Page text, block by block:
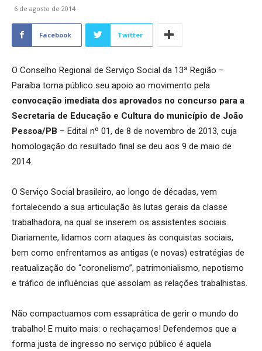
6 de agosto de 2014
Facebook Twitter
O Conselho Regional de Serviço Social da 13ª Região –
Paraíba torna público seu apoio ao movimento pela
convocação imediata dos aprovados no concurso para a
Secretaria de Educação e Cultura do município de João
Pessoa/PB – Edital nº 01, de 8 de novembro de 2013, cuja
homologação do resultado final se deu aos 9 de maio de
2014.
O Serviço Social brasileiro, ao longo de décadas, vem
fortalecendo a sua articulação às lutas gerais da classe
trabalhadora, na qual se inserem os assistentes sociais.
Diariamente, lidamos com ataques às conquistas sociais,
bem como enfrentamos as antigas (e novas) estratégias de
reatualização do “coronelismo”, patrimonialismo, nepotismo
e tráfico de influências que assolam as relações trabalhistas.
Não compactuamos com essaprática de gerir o mundo do
trabalho! E muito mais: o rechaçamos! Defendemos que a
forma justa de ingresso no serviço público é aquela